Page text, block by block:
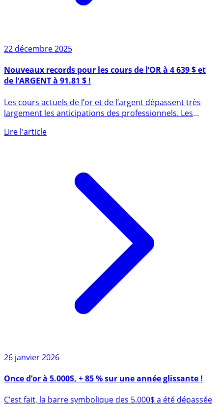
22 décembre 2025
de l’ARGENT à 91.81 $ !
Les cours actuels de l’or et de l’argent dépassent très
largement les anticipations des professionnels. Les
26 janvier 2026
Once d’or à 5.000$, + 85 % sur une année glissante !